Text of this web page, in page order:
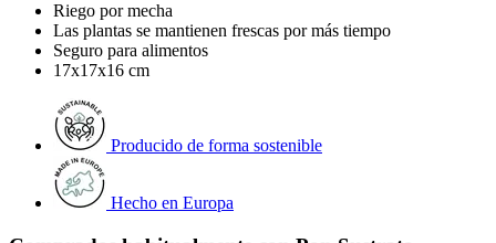
Riego por mecha
Las plantas se mantienen frescas por más tiempo
Seguro para alimentos
17x17x16 cm
Producido de forma sostenible
Hecho en Europa